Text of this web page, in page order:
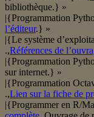
bibliothèque.} »
|{Programmation
l’éditeur.} »
|{Le système
.,Références de
|{Programmation
sur internet.} »
|{Programmation
.,Lien sur la fiche de
|{Programmer en R/